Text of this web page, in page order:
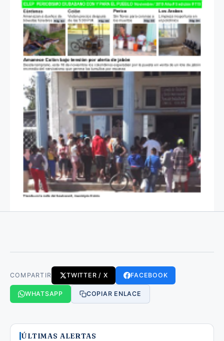
COMPARTIR TWITTER / X FACEBOOK
WHATSAPP COPIAR ENLACE
ÚLTIMAS ALERTAS